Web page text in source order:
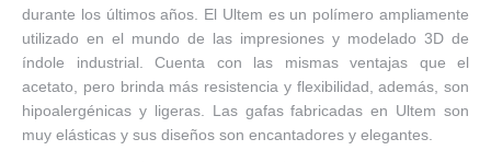
durante los últimos años. El Ultem es un polímero ampliamente
utilizado en el mundo de las impresiones y modelado 3D de
índole industrial. Cuenta con las mismas ventajas que el
acetato, pero brinda más resistencia y flexibilidad, además, son
hipoalergénicas y ligeras. Las gafas fabricadas en Ultem son
muy elásticas y sus diseños son encantadores y elegantes.